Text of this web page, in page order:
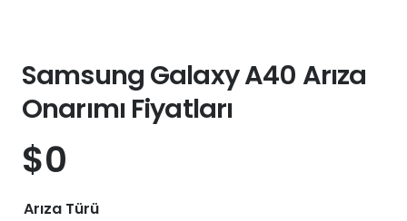
Samsung Galaxy A40 Arıza
Onarımı Fiyatları
$0
Arıza Türü